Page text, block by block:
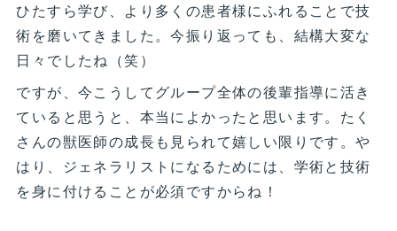
ひたすら学び、より多くの患者様にふれることで技
術を磨いてきました。今振り返っても、結構大変な
日々でしたね（笑）
ですが、今こうしてグループ全体の後輩指導に活き
ていると思うと、本当によかったと思います。たく
さんの獣医師の成長も見られて嬉しい限りです。や
はり、ジェネラリストになるためには、学術と技術
を身に付けることが必須ですからね！